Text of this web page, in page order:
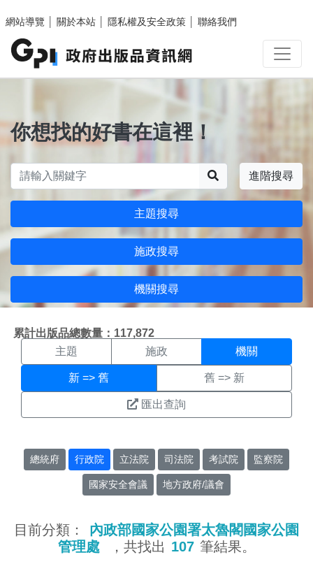
網站導覽
關於本站 隱私權及安全政策 聯絡我們
你想找的好書在這裡！
進階搜尋
主題搜尋
施政搜尋
機關搜尋
累計出版品總數量：117,872
機關搜尋結果頁面
主題 施政 機關
新 => 舊 舊 => 新
匯出查詢
總統府 行政院 立法院 司法院 考試院 監察院
國家安全會議 地方政府/議會
目前分類：
內政部國家公園署太魯閣國家公園
管理處
，共找出 107 筆結果。